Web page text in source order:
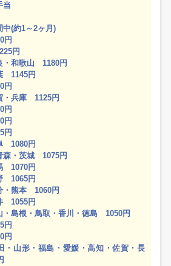
当
(約1～2ヶ月)
円
円
・和歌山 1180円
1145円
円
・兵庫 1125円
円
円
円
1080円
森・茨城 1075円
1070円
1065円
・熊本 1060円
1055円
・島根・鳥取・香川・徳島 1050円
円
円
・山形・福島・愛媛・高知・佐賀・長